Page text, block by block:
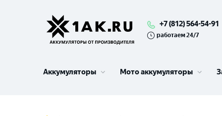
+7 (812) 564-54-91
работаем 24/7
Аккумуляторы Мото аккумуляторы